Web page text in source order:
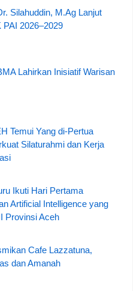
Silahuddin, M.Ag Lanjut
2026–2029
Lahirkan Inisiatif Warisan
Temui Yang di-Pertua
Silaturahmi dan Kerja
Ikuti Hari Pertama
Artificial Intelligence yang
Provinsi Aceh
Cafe Lazzatuna,
dan Amanah